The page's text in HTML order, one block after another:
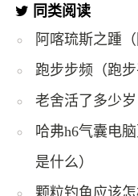
同类阅读
阿喀琉斯之踵
跑步步频（跑
老舍活了多少岁
哈弗h6气囊电
是什么）